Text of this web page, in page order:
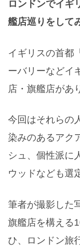
ロンドンでイギ
艦店巡りをして
イギリスの首都
ーバリーなどイ
店・旗艦店があ
今回はそれらの
染みのあるアク
シュ、個性派に
ウッドなども選
筆者が撮影した
旗艦店を構える
ひ、ロンドン旅